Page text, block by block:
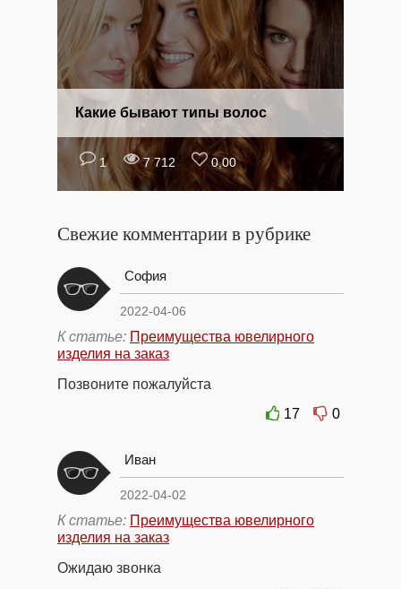
1 7 712 0,00
Какие бывают типы волос
Свежие комментарии в рубрике
София
2022-04-06
К статье: Преимущества ювелирного
изделия на заказ
Позвоните пожалуйста
17
0
Иван
2022-04-02
К статье: Преимущества ювелирного
изделия на заказ
Ожидаю звонка